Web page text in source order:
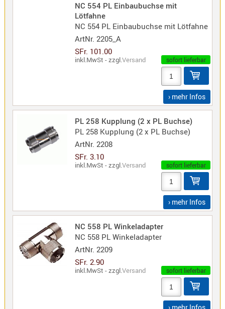
Maas
NC 554 PL Einbaubuchse mit
Lötfahne
NC 554 PL Einbaubuchse mit Lötfahne
ArtNr. 2205_A
SFr. 101.00
inkl.MwSt - zzgl.Versand sofort lieferbar
› mehr Infos
PL 258 Kupplung (2 x PL Buchse)
PL 258 Kupplung (2 x PL Buchse)
ArtNr. 2208
SFr. 3.10
inkl.MwSt - zzgl.Versand sofort lieferbar
› mehr Infos
NC 558 PL Winkeladapter
NC 558 PL Winkeladapter
ArtNr. 2209
SFr. 2.90
inkl.MwSt - zzgl.Versand sofort lieferbar